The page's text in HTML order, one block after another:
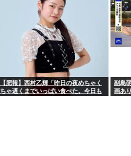
【肥報】西村乙輝「昨日の夜めちゃく
ちゃ遅くまでいっぱい食べた。今日も
副島
画あり